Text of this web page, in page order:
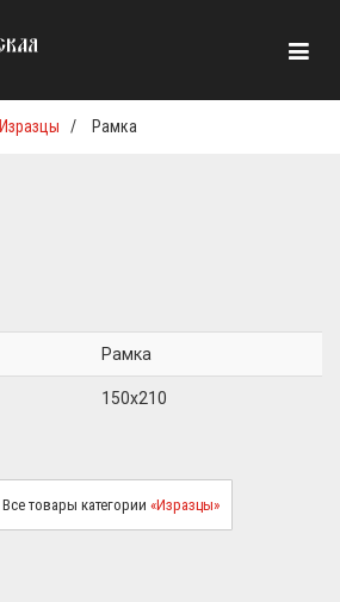
Изразцы / Рамка
Рамка
150x210
Все товары категории «Изразцы»